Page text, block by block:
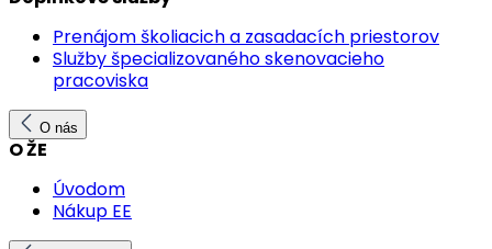
Prenájom školiacich a zasadacích priestorov
Služby špecializovaného skenovacieho
pracoviska
O nás
O ŽE
Úvodom
Nákup EE